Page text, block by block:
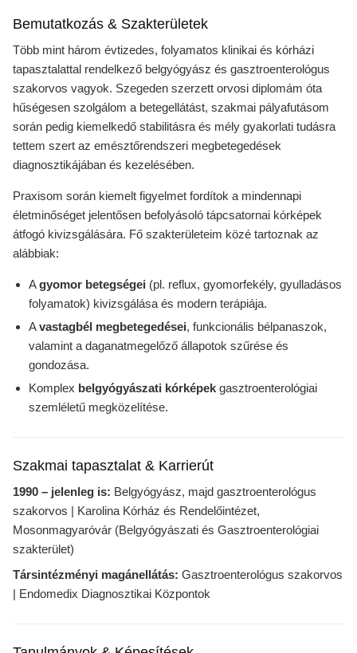
Bemutatkozás & Szakterületek
Több mint három évtizedes, folyamatos klinikai és kórházi
tapasztalattal rendelkező belgyógyász és gasztroenterológus
szakorvos vagyok. Szegeden szerzett orvosi diplomám óta
hűségesen szolgálom a betegellátást, szakmai pályafutásom
során pedig kiemelkedő stabilitásra és mély gyakorlati tudásra
tettem szert az emésztőrendszeri megbetegedések
diagnosztikájában és kezelésében.
Praxisom során kiemelt figyelmet fordítok a mindennapi
életminőséget jelentősen befolyásoló tápcsatornai kórképek
átfogó kivizsgálására. Fő szakterületeim közé tartoznak az
alábbiak:
Agyomor betegségei (pl. reflux, gyomorfekély, gyulladásos
folyamatok) kivizsgálása és modern terápiája.
Avastagbél megbetegedései, funkcionális bélpanaszok,
valamint a daganatmegelőző állapotok szűrése és
gondozása.
Komplex belgyógyászati kórképek gasztroenterológiai
szemléletű megközelítése.
Szakmai tapasztalat & Karrierút
1990 – jelenleg is: Belgyógyász, majd gasztroenterológus
szakorvos | Karolina Kórház és Rendelőintézet,
Mosonmagyaróvár (Belgyógyászati és Gasztroenterológiai
szakterület)
Társintézményi magánellátás: Gasztroenterológus szakorvos
| Endomedix Diagnosztikai Központok